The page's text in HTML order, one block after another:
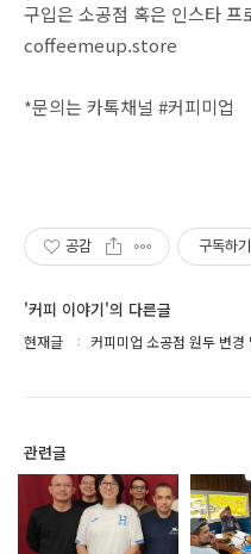
구입은 소공점 혹은 인스타
coffeemeup.store
*문의는 카톡채널 #커피미업
공감 구독하기
'커피 이야기'의 다른글
현재글 커피미업 소공점 원두 변경
관련글